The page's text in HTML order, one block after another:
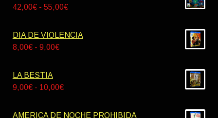
42,00€ - 55,00€Rango
precios:
DIA DE VIOLENCIA
8,00€ - 9,00€Rango
desde
LA BESTIA
9,00€ - 10,00€Rango
precios:
AMERICA DE NOCHE PROHIBIDA